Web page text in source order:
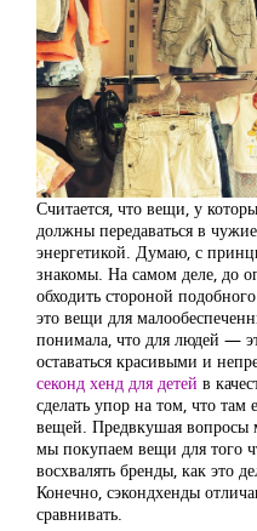
Считается, что вещи, у
должны передаваться в
энергетикой. Думаю, с
знакомы. На самом деле, до
обходить стороной
это вещи для
понимала, что для людей —
оставаться красивыми и
секонд хенд для детей в
сделать упор на том, что там
вещей. Предвкушая вопросы
мы покупаем вещи для того
восхвалять бренды, как это
Конечно, сэкондхенды
сравнивать.